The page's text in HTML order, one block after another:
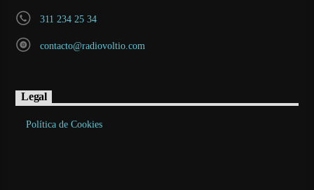
311 234 25 34
contacto@radiovoltio.com
Legal
Política de Cookies